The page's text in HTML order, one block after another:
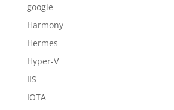
google
Harmony
Hermes
Hyper-V
IIS
IOTA